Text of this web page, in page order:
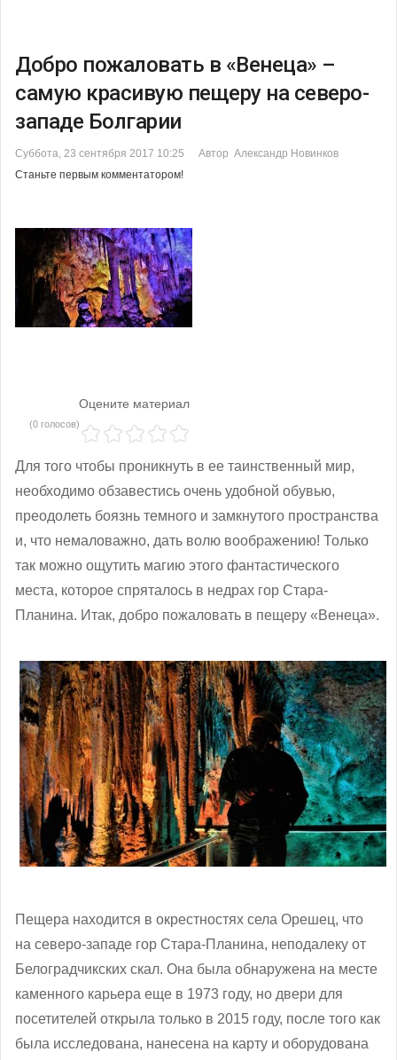
Добро пожаловать в «Венеца» –
самую красивую пещеру на северо-
западе Болгарии
Суббота, 23 сентября 2017 10:25
Автор Александр Новинков
Станьте первым комментатором!
Оцените материал
(0 голосов)
Для того чтобы проникнуть в ее таинственный мир,
необходимо обзавестись очень удобной обувью,
преодолеть боязнь темного и замкнутого пространства
и, что немаловажно, дать волю воображению! Только
так можно ощутить магию этого фантастического
места, которое спряталось в недрах гор Стара-
Планина. Итак, добро пожаловать в пещеру «Венеца».
Пещера находится в окрестностях села Орешец, что
на северо-западе гор Стара-Планина, неподалеку от
Белоградчикских скал. Она была обнаружена на месте
каменного карьера еще в 1973 году, но двери для
посетителей открыла только в 2015 году, после того как
была исследована, нанесена на карту и оборудована